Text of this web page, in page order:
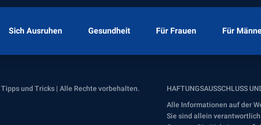
Sich Ausruhen Gesundheit Für Frauen Für
und Tricks | Alle Rechte vorbehalten.
HAFTUNGSAUSSCHLUSS
Alle Informationen auf der
Sie sind allein